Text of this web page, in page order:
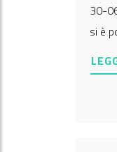
30-
si è